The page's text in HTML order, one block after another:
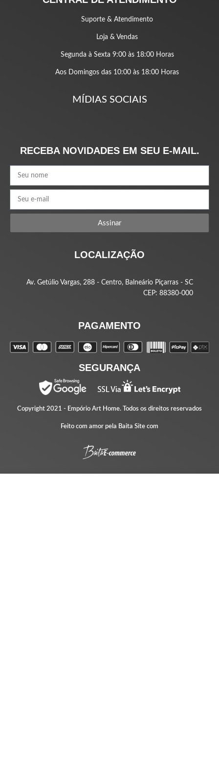
Suporte & Atendimento
Loja & Vendas
Segunda à Sexta 9:00 às 18:00 Horas
Aos Domingos das 10:00 às 18:00 Horas
MÍDIAS SOCIAIS
RECEBA NOVIDADES EM SEU E-MAIL.
Assinar
LOCALIZAÇÃO
Av. Getúlio Vargas, 288 - Centro, Balneário Piçarras - SC
CEP: 88380-000
PAGAMENTO
SEGURANÇA
Copyright 2021 - Empório Art Home. Todos os direitos reservados
Feito com amor pela Baita Site com